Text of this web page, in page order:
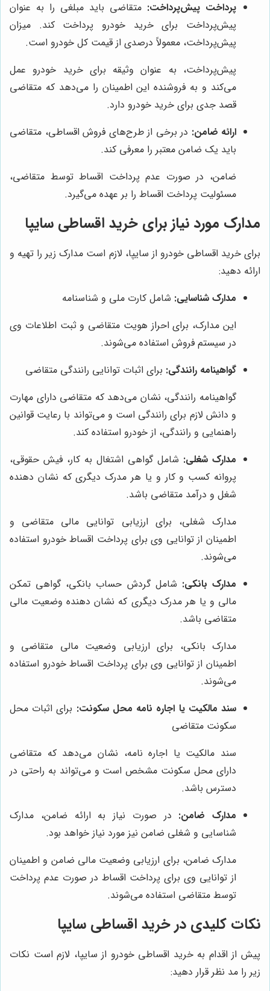
پرداخت پیش‌پرداخت: متقاضی باید مبلغی را به عنوان
پیش‌پرداخت برای خرید خودرو پرداخت کند. میزان
پیش‌پرداخت، معمولاً درصدی از قیمت کل خودرو است.
پیش‌پرداخت، به عنوان وثیقه برای خرید خودرو عمل
می‌کند و به فروشنده این اطمینان را می‌دهد که متقاضی
قصد جدی برای خرید خودرو دارد.
ارائه ضامن: در برخی از طرح‌های فروش اقساطی، متقاضی
باید یک ضامن معتبر را معرفی کند.
ضامن، در صورت عدم پرداخت اقساط توسط متقاضی،
مسئولیت پرداخت اقساط را بر عهده می‌گیرد.
مدارک مورد نیاز برای خرید اقساطی سایپا
برای خرید اقساطی خودرو از سایپا، لازم است مدارک زیر را تهیه و
ارائه دهید:
مدارک شناسایی: شامل کارت ملی و شناسنامه
این مدارک، برای احراز هویت متقاضی و ثبت اطلاعات وی
در سیستم فروش استفاده می‌شوند.
گواهینامه رانندگی: برای اثبات توانایی رانندگی متقاضی
گواهینامه رانندگی، نشان می‌دهد که متقاضی دارای مهارت
و دانش لازم برای رانندگی است و می‌تواند با رعایت قوانین
راهنمایی و رانندگی، از خودرو استفاده کند.
مدارک شغلی: شامل گواهی اشتغال به کار، فیش حقوقی،
پروانه کسب و کار و یا هر مدرک دیگری که نشان دهنده
شغل و درآمد متقاضی باشد.
مدارک شغلی، برای ارزیابی توانایی مالی متقاضی و
اطمینان از توانایی وی برای پرداخت اقساط خودرو استفاده
می‌شوند.
مدارک بانکی: شامل گردش حساب بانکی، گواهی تمکن
مالی و یا هر مدرک دیگری که نشان دهنده وضعیت مالی
متقاضی باشد.
مدارک بانکی، برای ارزیابی وضعیت مالی متقاضی و
اطمینان از توانایی وی برای پرداخت اقساط خودرو استفاده
می‌شوند.
سند مالکیت یا اجاره نامه محل سکونت: برای اثبات محل
سکونت متقاضی
سند مالکیت یا اجاره نامه، نشان می‌دهد که متقاضی
دارای محل سکونت مشخص است و می‌تواند به راحتی در
دسترس باشد.
مدارک ضامن: در صورت نیاز به ارائه ضامن، مدارک
شناسایی و شغلی ضامن نیز مورد نیاز خواهد بود.
مدارک ضامن، برای ارزیابی وضعیت مالی ضامن و اطمینان
از توانایی وی برای پرداخت اقساط در صورت عدم پرداخت
توسط متقاضی استفاده می‌شوند.
نکات کلیدی در خرید اقساطی سایپا
پیش از اقدام به خرید اقساطی خودرو از سایپا، لازم است نکات
زیر را مد نظر قرار دهید: